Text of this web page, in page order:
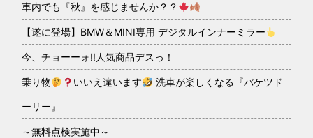
車内でも『秋』を感じませんか？？
【遂に登場】BMW＆MINI専用 デジタルインナーミラー
今、チョーーォ!!人気商品デスっ！
乗り物 いいえ違います 洗車が楽しくなる『バケツド
ーリー』
～無料点検実施中～